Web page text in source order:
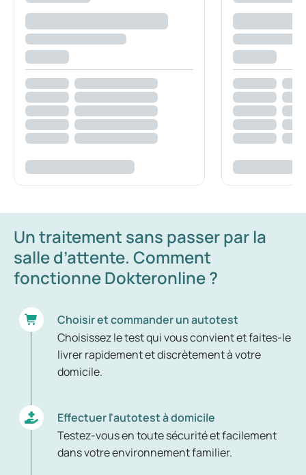
Un traitement sans passer par la
salle d’attente. Comment
fonctionne Dokteronline ?
Choisir et commander un autotest
Choisissez le test qui vous convient et faites-le
livrer rapidement et discrètement à votre
domicile.
Effectuer l'autotest à domicile
Testez-vous en toute sécurité et facilement
dans votre environnement familier.